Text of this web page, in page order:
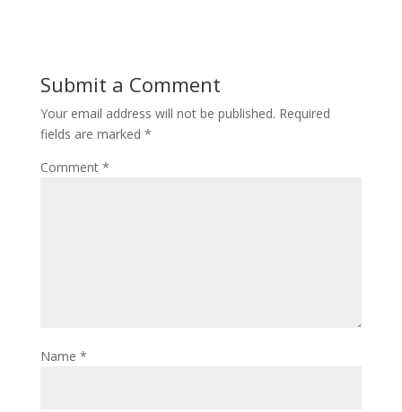
Submit a Comment
Your email address will not be published. Required
fields are marked *
Comment *
Name *